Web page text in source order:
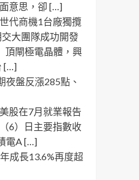
意思，卻 […]
代商機1台廠獨攬
大團隊成功開發
頂閘極電晶體，興
[…]
盤反漲285點、
股在7月就業報告
6）日主要指數收
電A […]
成長13.6%再度超